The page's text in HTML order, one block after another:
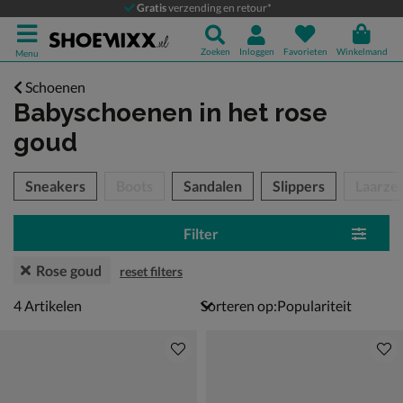
Gratisverzending en retour*
Menu Zoeken Inloggen Favorieten Winkelmand
Schoenen
Babyschoenen in het rose
goud
over
Sneakers Sandalen Slippers
Filter
Rose goud reset filters
4 artikelen
4Artikelen Sorteren op: